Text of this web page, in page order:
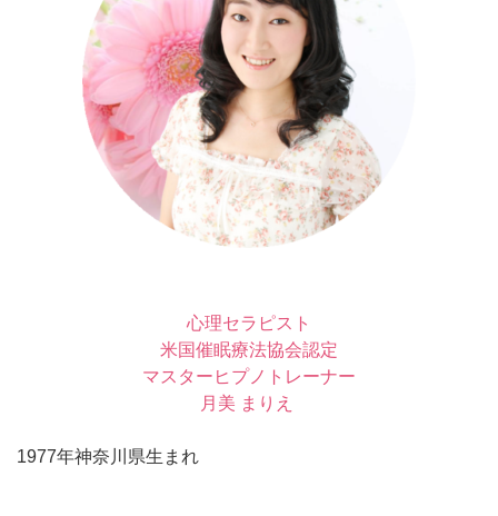
心理セラピスト
米国催眠療法協会認定
マスターヒプノトレーナー
月美 まりえ
1977年神奈川県生まれ